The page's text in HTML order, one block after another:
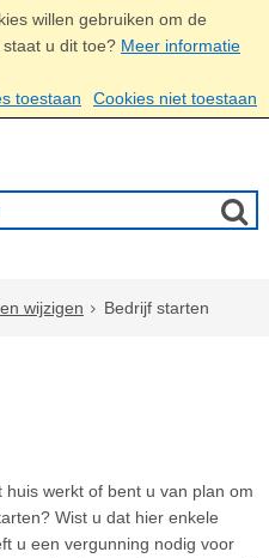
willen gebruiken om de
u dit toe? Meer informatie
toestaan
Cookies niet toestaan
wijzigen Bedrijf starten
werkt of bent u van plan om
Wist u dat hier enkele
u een vergunning nodig voor